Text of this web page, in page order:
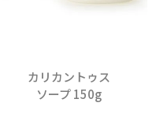
カリカントゥス
ソープ 150g